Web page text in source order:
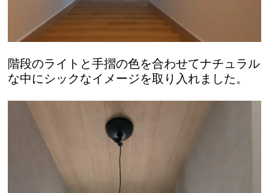
階段のライトと手摺の色を合わせてナチュラル
な中にシックなイメージを取り入れました。